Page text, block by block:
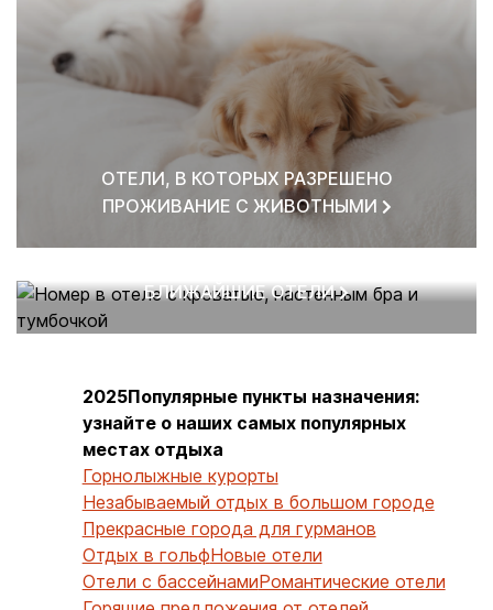
ОТЕЛИ, В КОТОРЫХ РАЗРЕШЕНО
ПРОЖИВАНИЕ С ЖИВОТНЫМИ
БЛИЖАЙШИЕ ОТЕЛИ
2025Популярные пункты назначения:
узнайте о наших самых популярных
местах отдыха
Горнолыжные курорты
Незабываемый отдых в большом городе
Прекрасные города для гурманов
Отдых в гольфНовые отели
Отели с бассейнамиРомантические отели